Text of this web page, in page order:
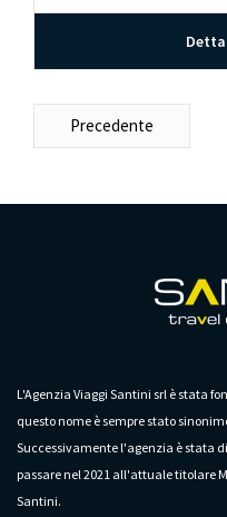
Precedente
L'Agenzia Viaggi Santini srl è stata
questo nome è sempre stato
Successivamente l'agenzia è stata
passare nel 2021 all'attuale titolare
Santini.